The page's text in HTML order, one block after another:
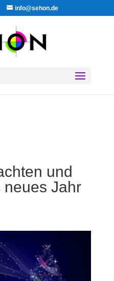
info@sehon.de
und
Jahr